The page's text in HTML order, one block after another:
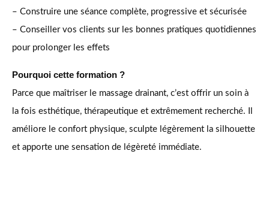
– Construire une séance complète, progressive et sécurisée
– Conseiller vos clients sur les bonnes pratiques quotidiennes
pour prolonger les effets
Pourquoi cette formation ?
Parce que maîtriser le massage drainant, c’est offrir un soin à
la fois esthétique, thérapeutique et extrêmement recherché. Il
améliore le confort physique, sculpte légèrement la silhouette
et apporte une sensation de légèreté immédiate.